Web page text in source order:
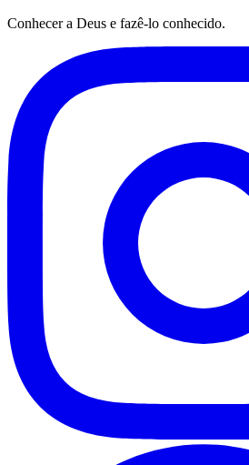
Conhecer a Deus e fazê-lo conhecido.